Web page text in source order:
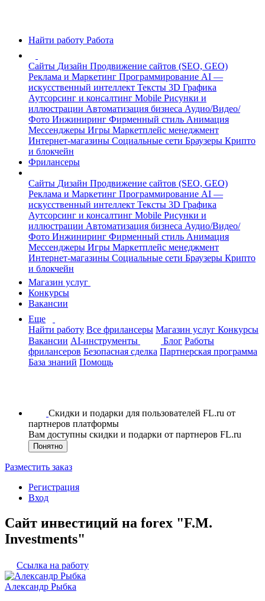
Найти работу Работа
Сайты Дизайн Продвижение сайтов (SEO, GEO)
Реклама и Маркетинг Программирование AI —
искусственный интеллект Тексты 3D Графика
Аутсорсинг и консалтинг Mobile Рисунки и
иллюстрации Автоматизация бизнеса Аудио/Видео/
Фото Инжиниринг Фирменный стиль Анимация
Мессенджеры Игры Маркетплейс менеджмент
Интернет-магазины Социальные сети Браузеры Крипто
и блокчейн
Фрилансеры
Сайты Дизайн Продвижение сайтов (SEO, GEO)
Реклама и Маркетинг Программирование AI —
искусственный интеллект Тексты 3D Графика
Аутсорсинг и консалтинг Mobile Рисунки и
иллюстрации Автоматизация бизнеса Аудио/Видео/
Фото Инжиниринг Фирменный стиль Анимация
Мессенджеры Игры Маркетплейс менеджмент
Интернет-магазины Социальные сети Браузеры Крипто
и блокчейн
Магазин услуг
Конкурсы
Вакансии
Еще
Найти работу Все фрилансеры Магазин услуг Конкурсы
Вакансии AI-инструменты Блог Работы
фрилансеров Безопасная сделка Партнерская программа
База знаний Помощь
Скидки и подарки для пользователей FL.ru от
партнеров платформы
Вам доступны скидки и подарки от партнеров FL.ru
Понятно
Разместить заказ
Регистрация
Вход
Сайт инвестиций на forex "F.M.
Investments"
Ссылка на работу
Александр Рыбка